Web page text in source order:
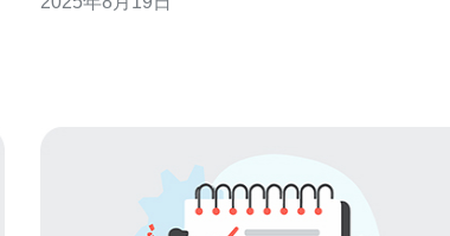
定连接和高速访问。CN2网络采用了先进的技术架